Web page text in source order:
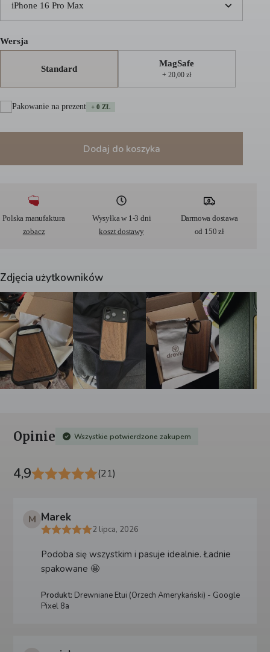
iPhone 16 Pro Max
Wersja
Standard
MagSafe
+ 20,00 zł
Pakowanie na prezent + 0 ZŁ
Dodaj do koszyka
r
e
:
Polska manufaktura
zobacz
Wysyłka w 1-3 dni
koszt dostawy
Darmowa dostawa
od 150 zł
Zdjęcia użytkowników
Opinie Wszystkie potwierdzone zakupem
4,9 (21)
M Marek
2 lipca, 2026
Podoba się wszystkim i pasuje idealnie. Ładnie
spakowane 🤩
Produkt: Drewniane Etui (Orzech Amerykański) - Google
Pixel 8a